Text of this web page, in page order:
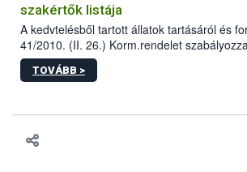
szakértők listája
A kedvtelésből tartott állatok tartásáról és
41/2010. (II. 26.) Korm.rendelet
sérülés, illetve ennek veszélye
hatósági feladatokat, valamint a veszélyes
TOVÁBB >